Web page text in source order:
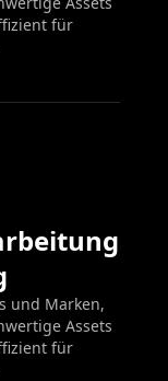
für
und Marken,
Assets
für